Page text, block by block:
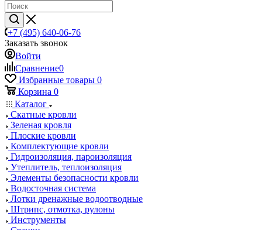
+7 (495) 640-06-76
Заказать звонок
Войти
Сравнение0
Избранные товары 0
Корзина 0
Каталог
Скатные кровли
Зеленая кровля
Плоские кровли
Комплектующие кровли
Гидроизоляция, пароизоляция
Утеплитель, теплоизоляция
Элементы безопасности кровли
Водосточная система
Лотки дренажные водоотводные
Штрипс, отмотка, рулоны
Инструменты